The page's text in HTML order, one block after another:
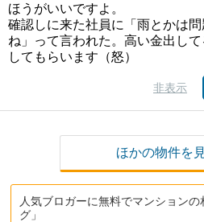
ほうがいいですよ。
確認しに来た社員に「雨とかは
ね」って言われた。高い金出し
してもらいます（怒）
非表示
ほかの物件を
人気ブロガーに無料でマンション
グ」